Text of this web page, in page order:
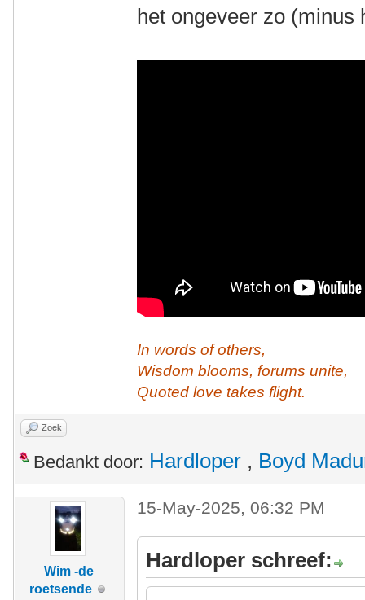
het ongeveer zo (minus
In words of others,
Wisdom blooms, forums unite,
Quoted love takes flight.
Zoek
Bedankt door: Hardloper , Boyd
Wim -de
roetsende
15-May-2025, 06:32 PM
Hardloper schreef: